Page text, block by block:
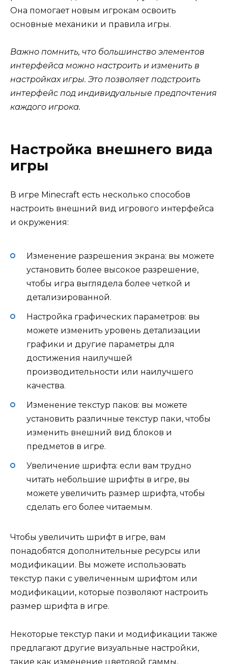
Она помогает новым игрокам освоить
основные механики и правила игры.
Важно помнить, что большинство элементов
интерфейса можно настроить и изменить в
настройках игры. Это позволяет подстроить
интерфейс под индивидуальные предпочтения
каждого игрока.
Настройка внешнего вида
игры
В игре Minecraft есть несколько способов
настроить внешний вид игрового интерфейса
и окружения:
Изменение разрешения экрана: вы можете
установить более высокое разрешение,
чтобы игра выглядела более четкой и
детализированной.
Настройка графических параметров: вы
можете изменить уровень детализации
графики и другие параметры для
достижения наилучшей
производительности или наилучшего
качества.
Изменение текстур паков: вы можете
установить различные текстур паки, чтобы
изменить внешний вид блоков и
предметов в игре.
Увеличение шрифта: если вам трудно
читать небольшие шрифты в игре, вы
можете увеличить размер шрифта, чтобы
сделать его более читаемым.
Чтобы увеличить шрифт в игре, вам
понадобятся дополнительные ресурсы или
модификации. Вы можете использовать
текстур паки с увеличенным шрифтом или
модификации, которые позволяют настроить
размер шрифта в игре.
Некоторые текстур паки и модификации также
предлагают другие визуальные настройки,
такие как изменение цветовой гаммы,